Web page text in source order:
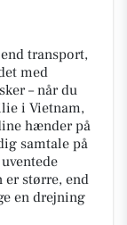
transport,
med
– når du
i Vietnam,
hænder på
samtale på
er større, end
en drejning